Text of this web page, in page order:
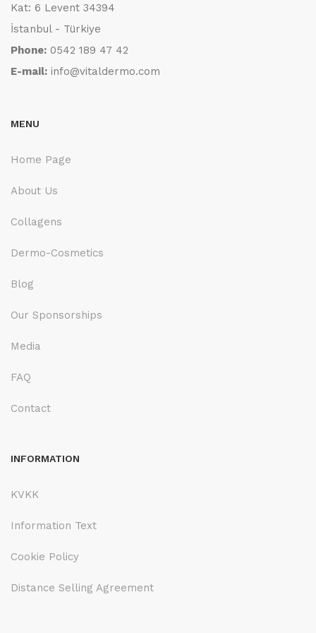
Kat: 6 Levent 34394
İstanbul - Türkiye
Phone: 0542 189 47 42
E-mail: info@vitaldermo.com
MENU
Home Page
About Us
Collagens
Dermo-Cosmetics
Blog
Our Sponsorships
Media
FAQ
Contact
INFORMATION
KVKK
Information Text
Cookie Policy
Distance Selling Agreement